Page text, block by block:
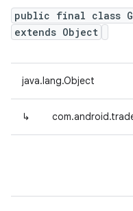
public final class
extends Object
java.lang.Object
↳